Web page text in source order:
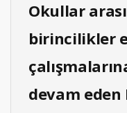
Okullar
birincilikler
devam